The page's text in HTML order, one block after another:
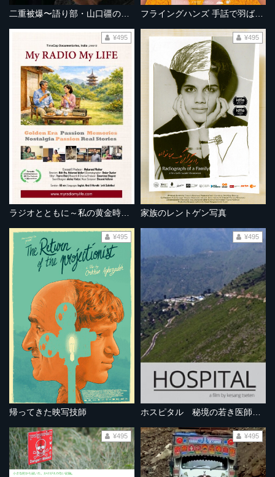
二重被爆〜語り部・山口疆の遺言 フライングハンズ 手話で羽ばたく
¥495
家族のレントゲン写真
¥495
帰ってきた映写技師
¥495 ¥495
¥495 ¥495